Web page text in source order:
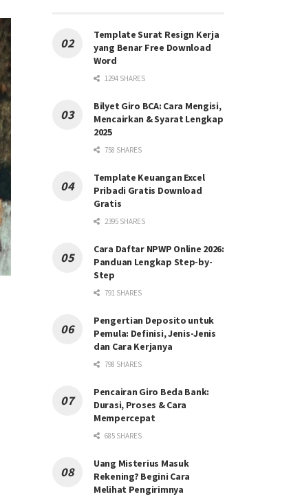
Template Surat Resign Kerja
yang Benar Free Download
Word
1294 SHARES
Bilyet Giro BCA: Cara Mengisi,
Mencairkan & Syarat Lengkap
2025
758 SHARES
Template Keuangan Excel
Pribadi Gratis Download
Gratis
2395 SHARES
Cara Daftar NPWP Online 2026:
Panduan Lengkap Step-by-
Step
791 SHARES
Pengertian Deposito untuk
Pemula: Definisi, Jenis-Jenis
dan Cara Kerjanya
798 SHARES
Pencairan Giro Beda Bank:
Durasi, Proses & Cara
Mempercepat
685 SHARES
Uang Misterius Masuk
Rekening? Begini Cara
Melihat Pengirimnya